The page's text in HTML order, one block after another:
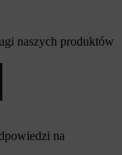
naszych produktów
na